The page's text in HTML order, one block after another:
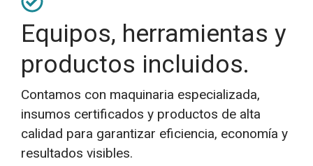
Equipos, herramientas y
productos incluidos.
Contamos con maquinaria especializada,
insumos certificados y productos de alta
calidad para garantizar eficiencia, economía y
resultados visibles.